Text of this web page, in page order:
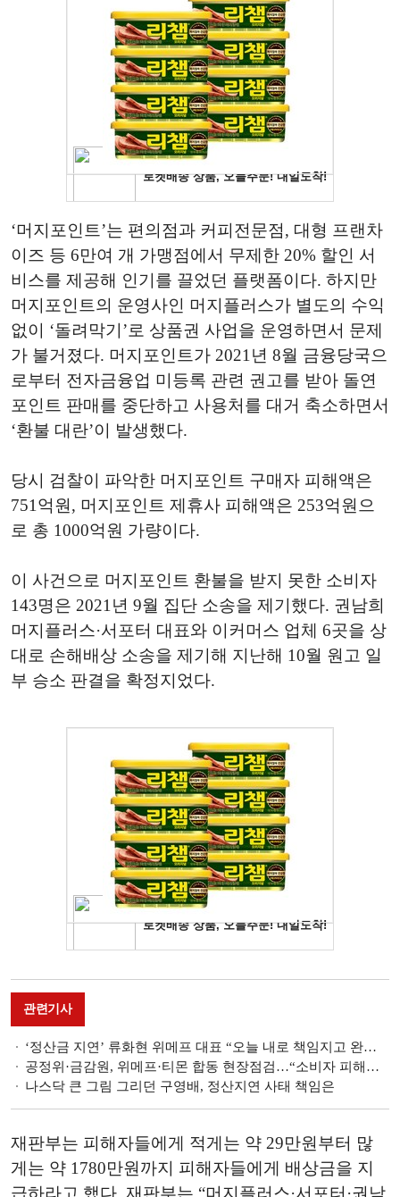
‘머지포인트’는 편의점과 커피전문점, 대형 프랜차
이즈 등 6만여 개 가맹점에서 무제한 20% 할인 서
비스를 제공해 인기를 끌었던 플랫폼이다. 하지만
머지포인트의 운영사인 머지플러스가 별도의 수익
없이 ‘돌려막기’로 상품권 사업을 운영하면서 문제
가 불거졌다. 머지포인트가 2021년 8월 금융당국으
로부터 전자금융업 미등록 관련 권고를 받아 돌연
포인트 판매를 중단하고 사용처를 대거 축소하면서
‘환불 대란’이 발생했다.
당시 검찰이 파악한 머지포인트 구매자 피해액은
751억원, 머지포인트 제휴사 피해액은 253억원으
로 총 1000억원 가량이다.
이 사건으로 머지포인트 환불을 받지 못한 소비자
143명은 2021년 9월 집단 소송을 제기했다. 권남희
머지플러스·서포터 대표와 이커머스 업체 6곳을 상
대로 손해배상 소송을 제기해 지난해 10월 원고 일
부 승소 판결을 확정지었다.
관련기사
‘정산금 지연’ 류화현 위메프 대표 “오늘 내로 책임지고 완수할 것”(일문일답)
공정위·금감원, 위메프·티몬 합동 현장점검…“소비자 피해구제 적극 지원”
나스닥 큰 그림 그리던 구영배, 정산지연 사태 책임은
재판부는 피해자들에게 적게는 약 29만원부터 많
게는 약 1780만원까지 피해자들에게 배상금을 지
급하라고 했다. 재판부는 “머지플러스·서포터·권남